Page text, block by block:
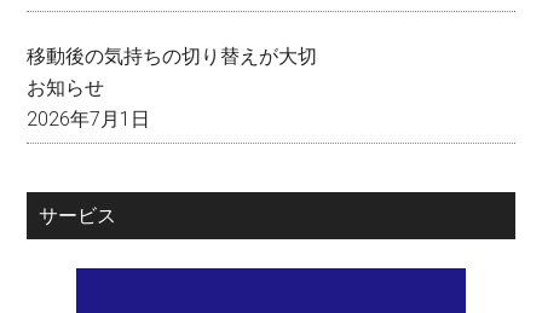
移動後の気持ちの切り替えが大切
お知らせ
2026年7月1日
サービス